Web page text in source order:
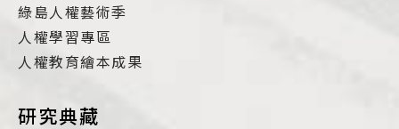
綠島人權藝術季
人權學習專區
人權教育繪本成果
研究典藏